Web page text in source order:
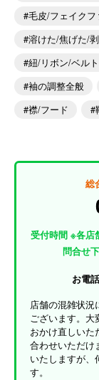
毛皮/フェイクフ
溶けた/焦げた/
紐/リボン/ベルト
袖の調整全般
襟/フード
総
受付時間 ※各店
問合せ
お電
店舗の混雑状況
ございます。大
おかけ直しいた
合わせいただけ
いたしますが、
す。